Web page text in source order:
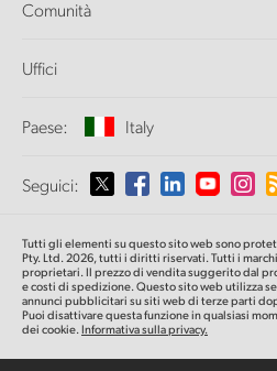
Ultimatte
Acquisizione e riproduzione
Conversione di standard
Monitoraggio
Archiviazione in rete
Routing e distribuzione
Streaming e codifica
Centro assistenza
Comunità
Uffici
Chi siamo
Media
Paese: Italy
Seleziona un Paese
Australia
Austria
Seguici:
Tutti gli elementi su questo sito web sono
Pty. Ltd. 2026, tutti i diritti riservati. Tutti i
proprietari. Il prezzo di vendita suggerito dal
e costi di spedizione. Questo sito web utilizza
annunci pubblicitari su siti web di terze parti
Puoi disattivare questa funzione in qualsiasi
dei cookie.Informativa sulla privacy.